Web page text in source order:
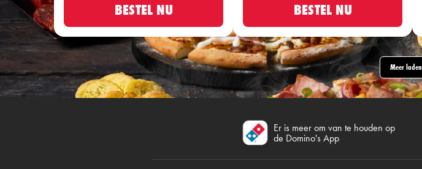
BESTEL NU BESTEL NU
Meer laden
Er is meer om van te houden op
de Domino's App